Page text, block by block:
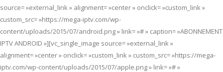
source= »external_link » alignment= »center » onclick= »custom_link »
custom_src= »https://mega-iptv.com/wp-
content/uploads/2015/07/android.png » link= »# » caption= »ABONNEMENT
IPTV ANDROID »][vc_single_image source= »external_link »
alignment= »center » onclick= »custom_link » custom_src= »https://mega-
iptv.com/wp-content/uploads/2015/07/apple.png » link= »# »